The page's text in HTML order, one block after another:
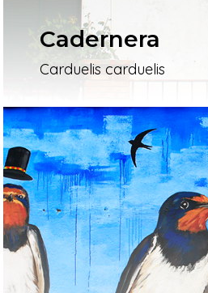
Cadernera
Carduelis carduelis